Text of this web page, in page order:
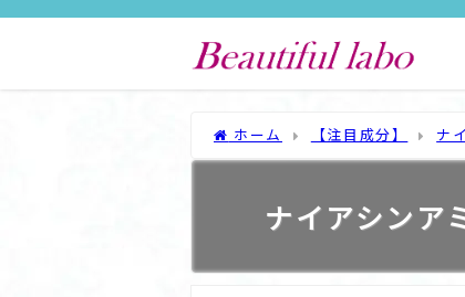
ホーム 【注目成分】 ナ
ナイアシンア